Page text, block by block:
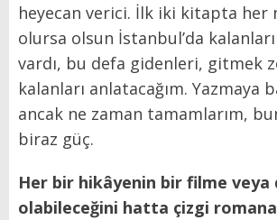
heyecan verici. İlk iki kitapta her
olursa olsun İstanbul’da
vardı, bu defa gidenleri, gitmek
kalanları anlatacağım. Yazmaya
ancak ne zaman tamamlarım,
biraz güç.
Her bir hikâyenin bir filme veya
olabileceğini hatta çizgi romana